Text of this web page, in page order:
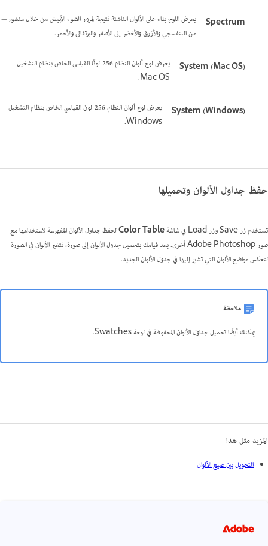
Spectrum
يعرض اللوح بناء على الألوان الناشئة نتيجة لمرور الضوء الأبيض من خلال منشور—
من البنفسجي والأزرق والأخضر إلى الأصفر والبرتقالي والأحمر.
System (Mac OS)‎
يعرض لوح ألوان النظام 256-لونًا القياسي الخاص بنظام التشغيل
Mac OS.
System (Windows)‎
يعرض لوح ألوان النظام 256-لون القياسي الخاص بنظام التشغيل
Windows.
حفظ جداول الألوان وتحميلها
تستخدم زر Save وزر Load في شاشة Color Tableلحفظ جداول الألوان المفهرسة لاستخدامها مع
صور Adobe Photoshop أخرى. بعد قيامك بتحميل جدول الألوان إلى صورة، تتغير الألوان في الصورة
لتعكس مواضع الألوان التي تشير إليها في جدول الألوان الجديد.
ملاحظة
يمكنك أيضًا تحميل جداول الألوان المحفوظة في لوحة Swatches.
المزيد مثل هذا
التحويل بين صيغ الألوان